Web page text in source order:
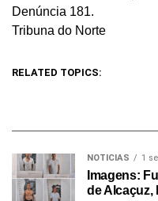
Denúncia 181.
Tribuna do Norte
RELATED TOPICS:
NOTICIAS 1
Imagens:
de Alcaçuz,